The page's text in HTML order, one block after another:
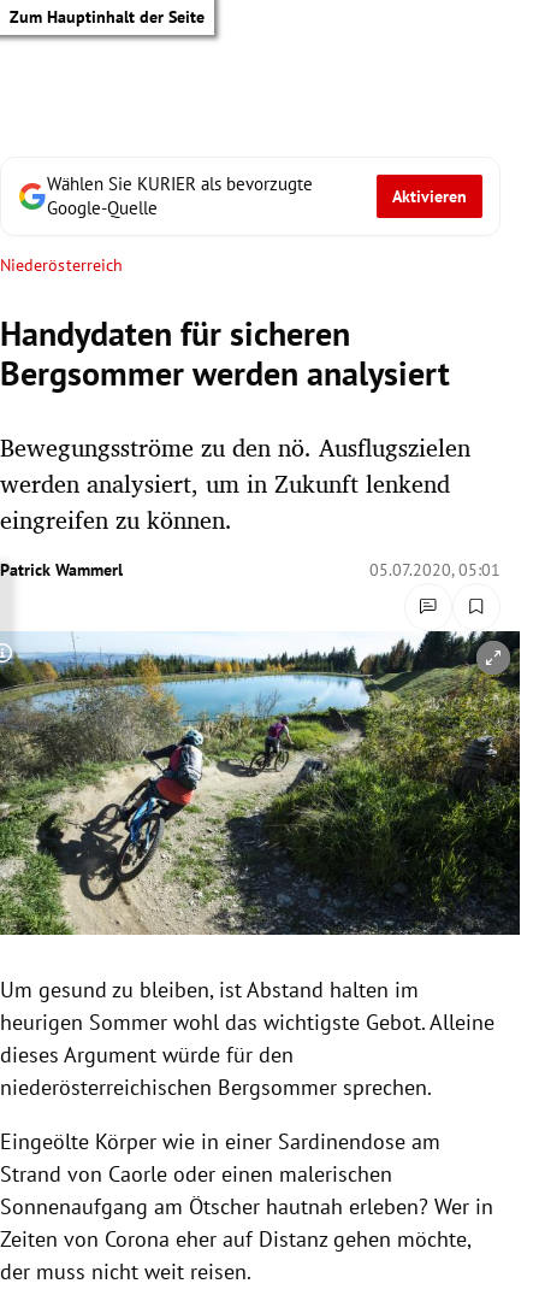
Zum Hauptinhalt der Seite
Untermenü
Untermenü
Untermenü
Untermenü
Untermenü
Untermenü
Untermenü
Untermenü
Wählen Sie KURIER als bevorzugte
Google-Quelle
Aktivieren
Niederösterreich
Handydaten für sicheren
Bergsommer werden analysiert
Bewegungsströme zu den nö. Ausflugszielen
werden analysiert, um in Zukunft lenkend
eingreifen zu können.
Patrick Wammerl 05.07.2020, 05:01
Copyright-Hinweis öffnen/schließen
Um gesund zu bleiben, ist Abstand halten im
heurigen Sommer wohl das wichtigste Gebot. Alleine
dieses Argument würde für den
niederösterreichischen Bergsommer sprechen.
Eingeölte Körper wie in einer Sardinendose am
Strand von Caorle oder einen malerischen
Sonnenaufgang am Ötscher hautnah erleben? Wer in
Zeiten von Corona eher auf Distanz gehen möchte,
der muss nicht weit reisen.